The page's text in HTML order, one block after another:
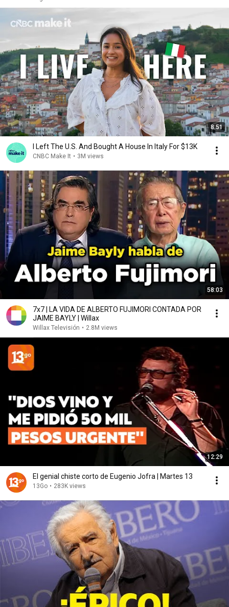
8:51
I Left The U.S. And Bought A House In Italy For $13K
CNBC Make It • 3M views
58:03
7x7 | LA VIDA DE ALBERTO FUJIMORI CONTADA POR
JAIME BAYLY | Willax
Willax Televisión • 2.8M views
12:29
El genial chiste corto de Eugenio Jofra | Martes 13
13Go • 283K views